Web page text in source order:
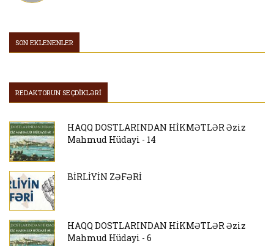
SON EKLENENLER
REDAKTORUN SEÇDİKLƏRİ
HAQQ DOSTLARINDAN HİKMƏTLƏR Əziz
Mahmud Hüdayi - 14
BİRLİYİN ZƏFƏRİ
HAQQ DOSTLARINDAN HİKMƏTLƏR Əziz
Mahmud Hüdayi - 6